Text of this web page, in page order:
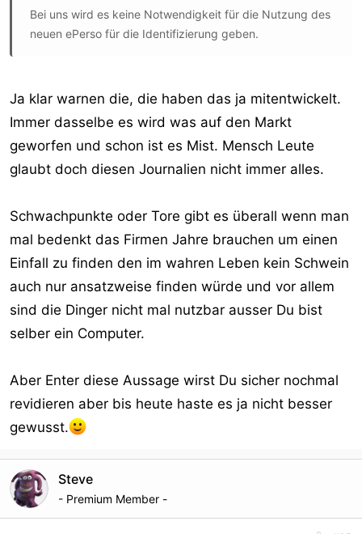
Mit ihr wirkt
der Gesetzgeber auf die Kommunikationsbedingungen im
Verbindung mit der systematischen Speicherung der
Internetzugangsdaten
hinsichtlich zuvor ermittelter IP Adressen die Identität von
Internetnutzern in weitem Umfang ermittelt werden.
Gestaltungsspielraums darf der
Gesetzgeber solche Auskünfte auch unabhängig von
begrenzenden Straftaten
oder Rechtsgüterkatalogen für die Verfolgung von
Gefahrenabwehr und die Aufgabenwahrnehmung der
Nachrichtendienste auf
Eingriffsermächtigungen
zulassen. Hinsichtlich der Eingriffsschwellen ist allerdings
sicherzustellen, dass eine Auskunft nicht ins Blaue hinein
eingeholt
Anfangsverdachts oder
einer konkreten Gefahr auf einzelfallbezogener
Bei uns wird es keine Notwendigkeit für die Nutzung des
neuen ePerso für die Identifizierung geben.
Ja klar warnen die, die haben das ja mitentwickelt.
Immer dasselbe es wird was auf den Markt
geworfen und schon ist es Mist. Mensch Leute
glaubt doch diesen Journalien nicht immer alles.
Schwachpunkte oder Tore gibt es überall wenn man
mal bedenkt das Firmen Jahre brauchen um einen
Einfall zu finden den im wahren Leben kein Schwein
auch nur ansatzweise finden würde und vor allem
sind die Dinger nicht mal nutzbar ausser Du bist
selber ein Computer.
Aber Enter diese Aussage wirst Du sicher nochmal
revidieren aber bis heute haste es ja nicht besser
gewusst.
Steve
- Premium Member -